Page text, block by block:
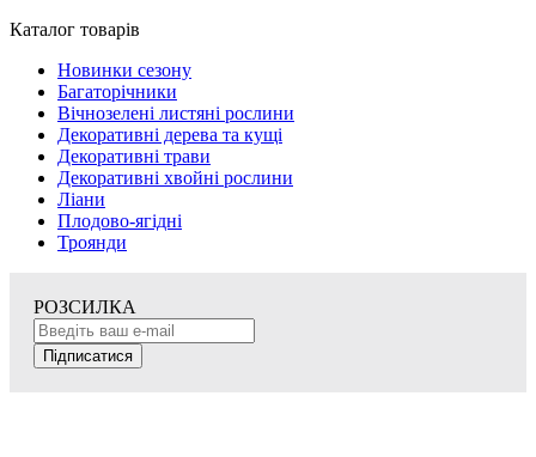
Каталог товарів
Новинки сезону
Багаторічники
Вічнозелені листяні рослини
Декоративні дерева та кущі
Декоративні трави
Декоративні хвойні рослини
Ліани
Плодово-ягідні
Троянди
РОЗСИЛКА
Підписатися